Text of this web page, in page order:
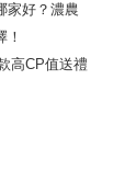
家好？濃農
！
高CP值送禮